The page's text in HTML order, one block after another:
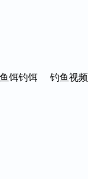
鱼饵钓饵 钓鱼视频